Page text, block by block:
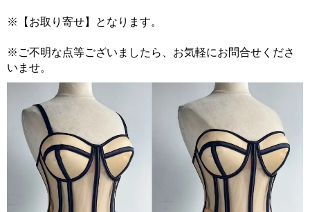
※【お取り寄せ】となります。
※ご不明な点等ございましたら、お気軽にお問合せくださ
いませ。